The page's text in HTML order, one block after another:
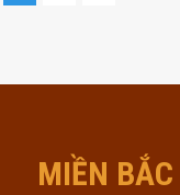
MIỀN BẮC